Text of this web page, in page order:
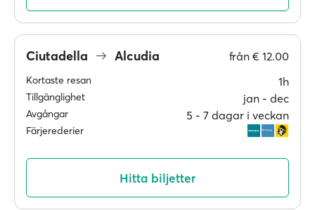
Ciutadella Alcudia från € 12.00
Kortaste resan 1h
Tillgänglighet jan ‐ dec
Avgångar 5 ‐ 7 dagar i veckan
Färjerederier
Hitta biljetter